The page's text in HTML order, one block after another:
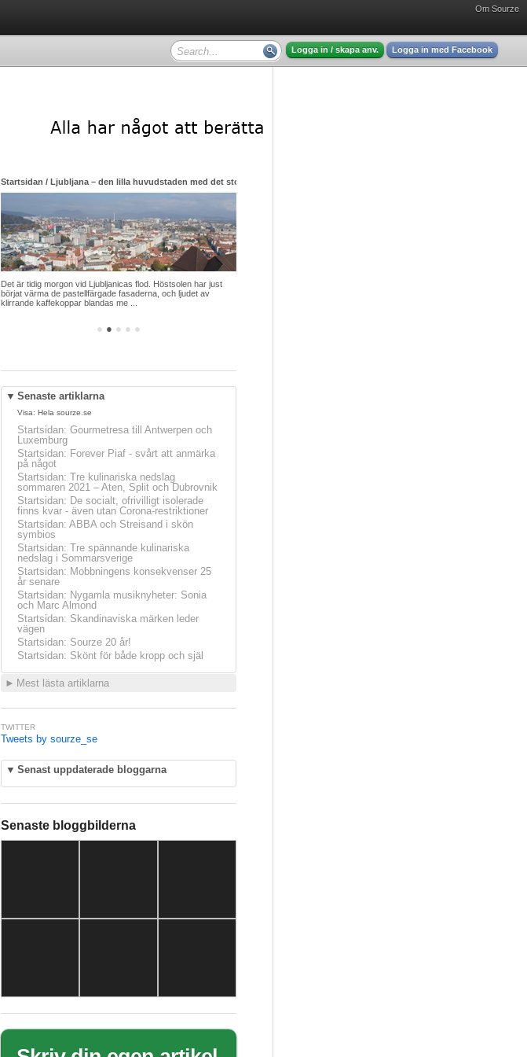
Om Sourze
Logga in / skapa anv. Logga in med Facebook
● ● ● ● ●
Startsidan / Ljubljana – den lilla huvudstaden med det stora hjärtat
Det är tidig morgon vid Ljubljanicas flod. Höstsolen har just
börjat värma de pastellfärgade fasaderna, och ljudet av
klirrande kaffekoppar blandas me ...
▼ Senaste artiklarna
Visa: Hela sourze.se
Startsidan: Gourmetresa till Antwerpen och
Luxemburg
Startsidan: Forever Piaf - svårt att anmärka
på något
Startsidan: Tre kulinariska nedslag
sommaren 2021 – Aten, Split och Dubrovnik
Startsidan: De socialt, ofrivilligt isolerade
finns kvar - även utan Corona-restriktioner
Startsidan: ABBA och Streisand i skön
symbios
Startsidan: Tre spännande kulinariska
nedslag i Sommarsverige
Startsidan: Mobbningens konsekvenser 25
år senare
Startsidan: Nygamla musiknyheter: Sonia
och Marc Almond
Startsidan: Skandinaviska märken leder
vägen
Startsidan: Sourze 20 år!
Startsidan: Skönt för både kropp och själ
► Mest lästa artiklarna
TWITTER
Tweets by sourze_se
▼ Senast uppdaterade bloggarna
Senaste bloggbilderna